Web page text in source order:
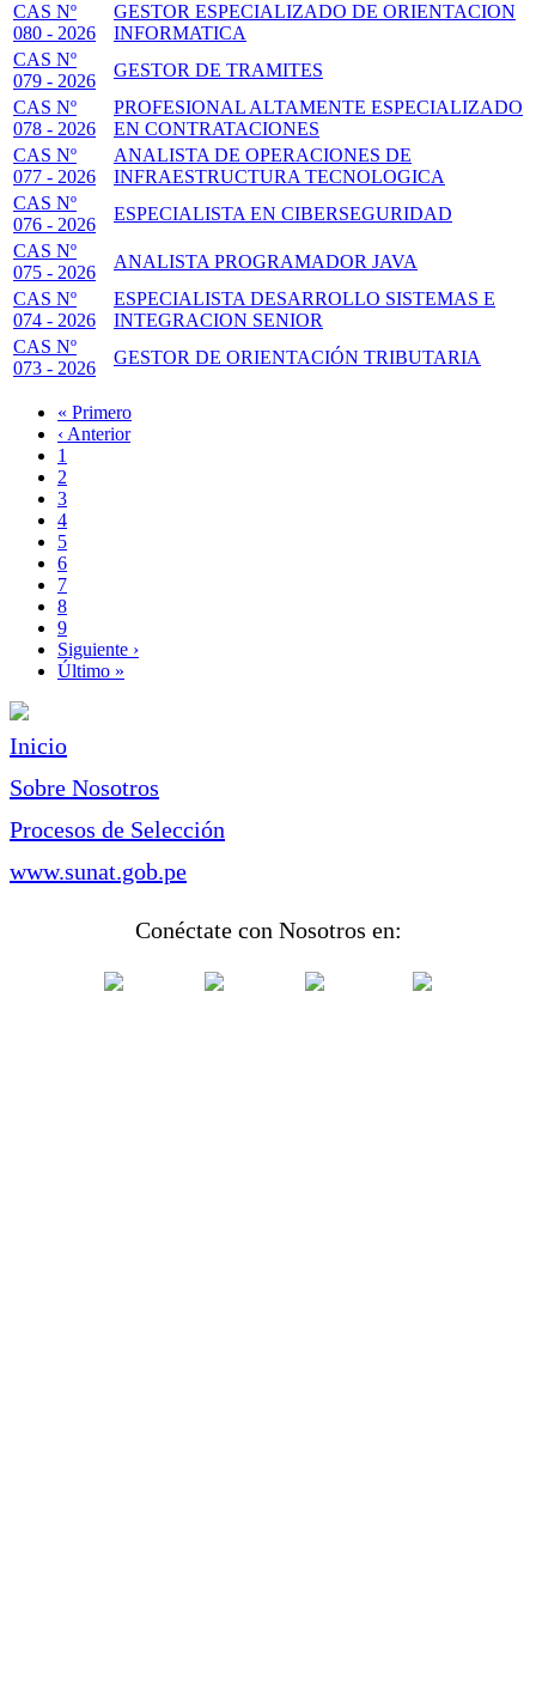
CAS Nº
080 - 2026
GESTOR ESPECIALIZADO DE ORIENTACION
INFORMATICA
CAS Nº
079 - 2026
GESTOR DE TRAMITES
CAS Nº
078 - 2026
PROFESIONAL ALTAMENTE ESPECIALIZADO
EN CONTRATACIONES
CAS Nº
077 - 2026
ANALISTA DE OPERACIONES DE
INFRAESTRUCTURA TECNOLOGICA
CAS Nº
076 - 2026
ESPECIALISTA EN CIBERSEGURIDAD
CAS Nº
075 - 2026
ANALISTA PROGRAMADOR JAVA
CAS Nº
074 - 2026
ESPECIALISTA DESARROLLO SISTEMAS E
INTEGRACION SENIOR
CAS Nº
073 - 2026
GESTOR DE ORIENTACIÓN TRIBUTARIA
Paginación
Primera
página
« Primero
Página
anterior
‹ Anterior
Page
1
Page
2
Page
3
Página
actual
4
Page
5
Page
6
Page
7
Page
8
Page
9
Siguiente
página
Siguiente ›
Última
Último »
Inicio
Sobre Nosotros
Procesos de Selección
www.sunat.gob.pe
Conéctate con Nosotros en: